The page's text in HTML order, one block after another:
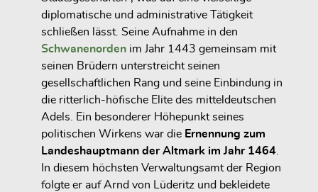
diplomatische und administrative Tätigkeit
schließen lässt. Seine Aufnahme in den
Schwanenorden im Jahr 1443 gemeinsam mit
seinen Brüdern unterstreicht seinen
gesellschaftlichen Rang und seine Einbindung in
die ritterlich-höfische Elite des mitteldeutschen
Adels. Ein besonderer Höhepunkt seines
politischen Wirkens war die Ernennung zum
Landeshauptmann der Altmark im Jahr 1464
In diesem höchsten Verwaltungsamt der Region
folgte er auf Arnd von Lüderitz und bekleidete